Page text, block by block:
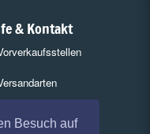
Besuch auf
& Kontakt